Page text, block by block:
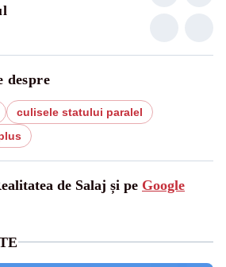
despre
culisele statului paralel
de Salaj și pe Google